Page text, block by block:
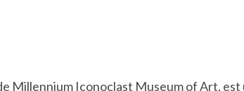
Millennium Iconoclast Museum of Art, est